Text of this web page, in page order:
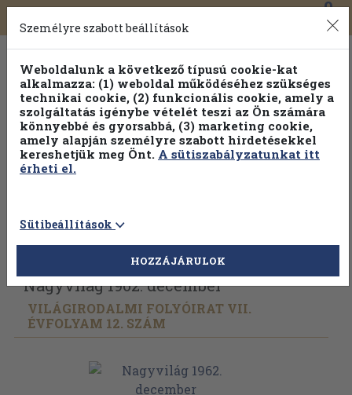
Toggle
navigation
0
Vissza az előző oldalra Válasszon példányt
Nagyvilág 1962. december
VILÁGIRODALMI FOLYÓIRAT VII.
ÉVFOLYAM 12. SZÁM
Személyre szabott beállítások
Weboldalunk a következő típusú cookie-kat
alkalmazza: (1) weboldal működéséhez szükséges
technikai cookie, (2) funkcionális cookie, amely a
szolgáltatás igénybe vételét teszi az Ön számára
könnyebbé és gyorsabbá, (3) marketing cookie,
amely alapján személyre szabott hirdetésekkel
kereshetjük meg Önt. A sütiszabályzatunkat itt
érheti el.
Sütibeállítások
HOZZÁJÁRULOK